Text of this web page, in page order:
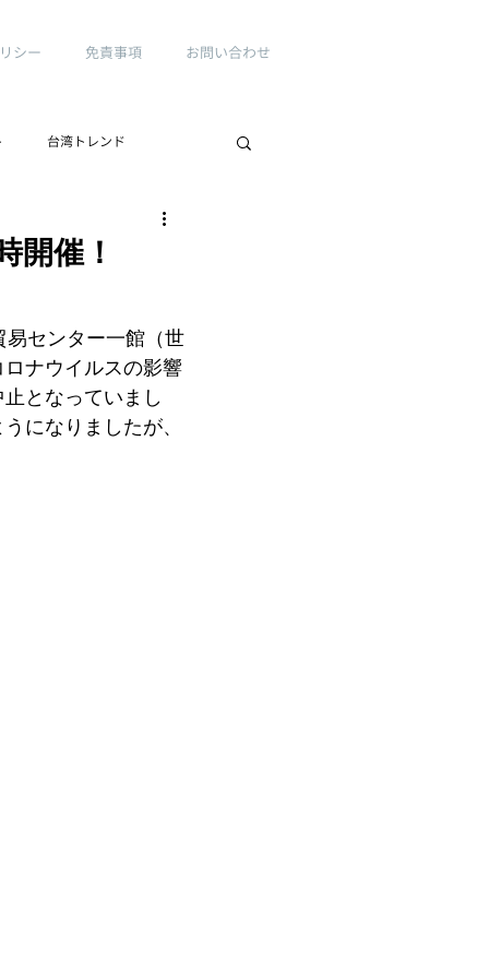
シー 免責事項 お問い合わせ
台湾トレンド
開催！
センター一館（世
ナウイルスの影響
となっていまし
になりましたが、